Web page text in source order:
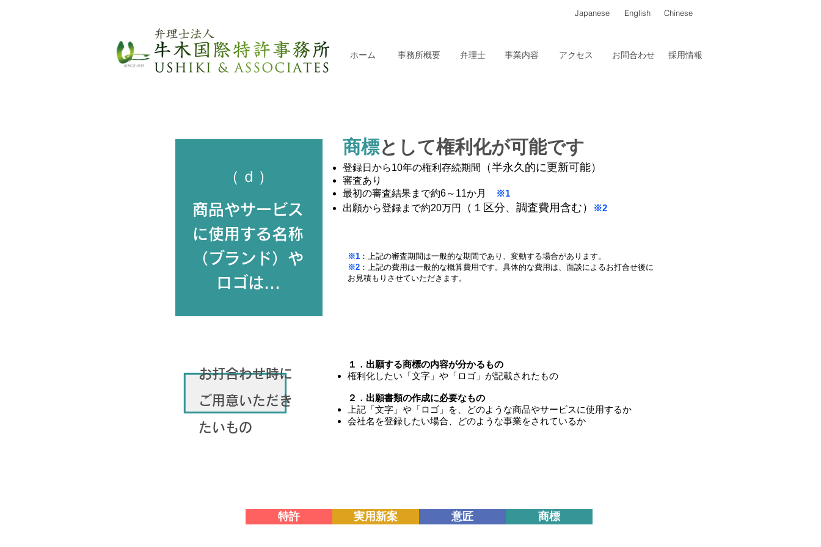
Japanese English Chinese
ホーム 事務所概要 弁理士 事業内容 アクセス お問合わせ 採用情報
（ｄ）
商品やサービス
に使用する名称
（ブランド）や
ロゴは...
商標として権利化が可能です
登録日から10年の権利存続期間 （半永久的に更新可能）
審査あり
最初の審査結果まで約6～11か月
※1
出願から登録まで約20万円
（１区分、調査費用含む） ※2
※1 ：上記の審査期間は一般的な期間であり、変動する場合があります。
※2 ： 上記の費用は一般的な概算費用です。具体的な費用は、面談によるお打合せ後に
お見積もりさせていただきます。
１．出願する商標の内容が分かるもの
権利化したい「文字」や「ロゴ」が記載されたもの
２．出願書類の作成に必要なもの
上記「文字」や「ロゴ」を、どのような商品やサービスに使用するか
会社名を登録したい場合、どのような事業をされているか
お打合わせ時に
ご用意いただき
たいもの
特許 実用新案 意匠 商標